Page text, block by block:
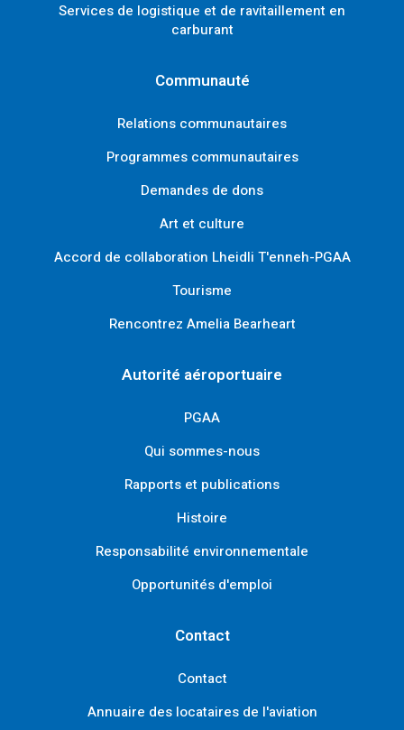
Services de logistique et de ravitaillement en
carburant
Communauté
Relations communautaires
Programmes communautaires
Demandes de dons
Art et culture
Accord de collaboration Lheidli T'enneh-PGAA
Tourisme
Rencontrez Amelia Bearheart
Autorité aéroportuaire
PGAA
Qui sommes-nous
Rapports et publications
Histoire
Responsabilité environnementale
Opportunités d'emploi
Contact
Contact
Annuaire des locataires de l'aviation